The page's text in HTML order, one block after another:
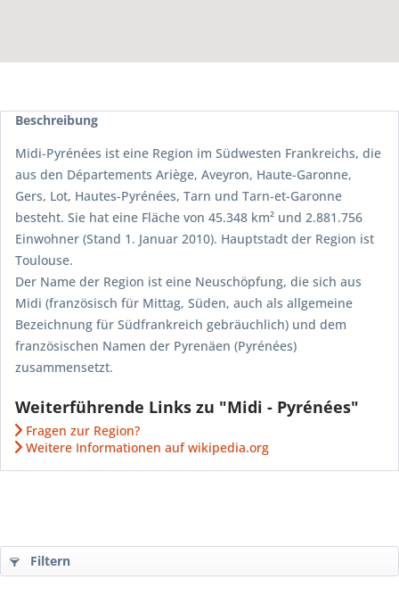
Beschreibung
Midi-Pyrénées ist eine Region im Südwesten Frankreichs, die
aus den Départements Ariège, Aveyron, Haute-Garonne,
Gers, Lot, Hautes-Pyrénées, Tarn und Tarn-et-Garonne
besteht. Sie hat eine Fläche von 45.348 km² und 2.881.756
Einwohner (Stand 1. Januar 2010). Hauptstadt der Region ist
Toulouse.
Der Name der Region ist eine Neuschöpfung, die sich aus
Midi (französisch für Mittag, Süden, auch als allgemeine
Bezeichnung für Südfrankreich gebräuchlich) und dem
französischen Namen der Pyrenäen (Pyrénées)
zusammensetzt.
Weiterführende Links zu "Midi - Pyrénées"
Fragen zur Region?
Weitere Informationen auf wikipedia.org
Filtern